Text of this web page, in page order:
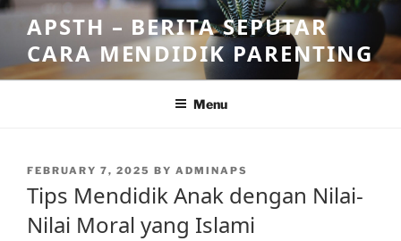
Skip
content
APSTH – BERITA SEPUTAR
CARA MENDIDIK PARENTING
Menu
POSTED
ON
FEBRUARY 7, 2025 BY ADMINAPS
Tips Mendidik Anak dengan Nilai-
Nilai Moral yang Islami